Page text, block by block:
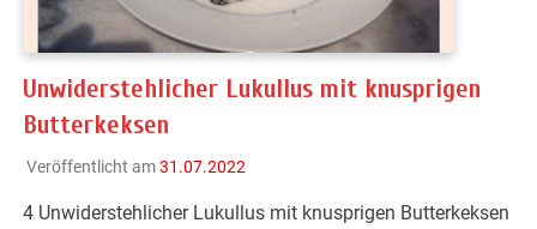
Unwiderstehlicher Lukullus mit knusprigen
Butterkeksen
Veröffentlicht am31.07.2022
4 Unwiderstehlicher Lukullus mit knusprigen Butterkeksen